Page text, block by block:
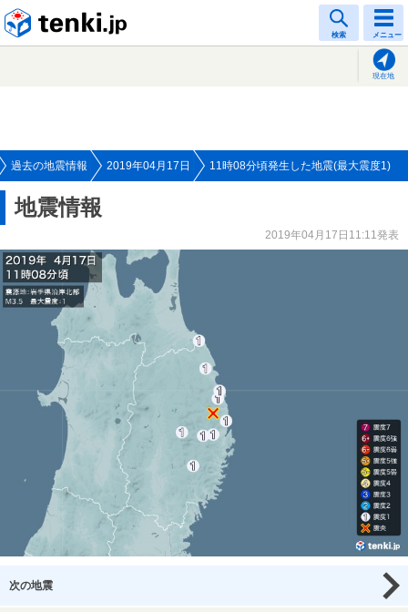
検索 メニュー
現在地
過去の地震情報 2019年04月17日 11時08分頃発生した地震(最大震度1)
地震情報
2019年04月17日11:11発表
次の地震